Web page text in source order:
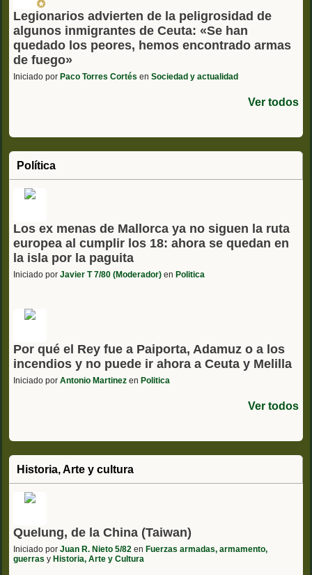
Legionarios advierten de la peligrosidad de
algunos inmigrantes de Ceuta: «Se han
quedado los peores, hemos encontrado armas
de fuego»
Iniciado por Paco Torres Cortés en Sociedad y actualidad
Ver todos
Política
Los ex menas de Mallorca ya no siguen la ruta
europea al cumplir los 18: ahora se quedan en
la isla por la paguita
Iniciado por Javier T 7/80 (Moderador) en Politica
Por qué el Rey fue a Paiporta, Adamuz o a los
incendios y no puede ir ahora a Ceuta y Melilla
Iniciado por Antonio Martinez en Politica
Ver todos
Historia, Arte y cultura
Quelung, de la China (Taiwan)
Iniciado por Juan R. Nieto 5/82 en Fuerzas armadas, armamento,
guerras y Historia, Arte y Cultura